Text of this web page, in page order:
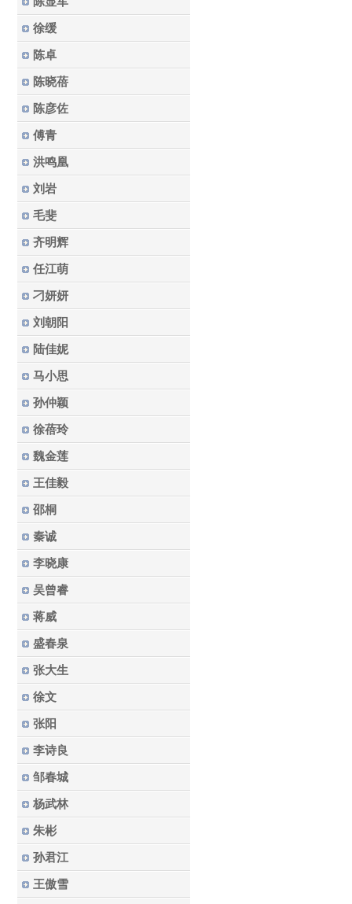
徐缓
陈卓
陈晓蓓
陈彦佐
傅青
洪鸣凰
刘岩
毛斐
齐明辉
任江萌
刁妍妍
刘朝阳
陆佳妮
马小思
孙仲颖
徐蓓玲
魏金莲
王佳毅
邵桐
秦诚
李晓康
吴曾睿
蒋威
盛春泉
张大生
徐文
张阳
李诗良
邹春城
杨武林
朱彬
孙君江
王傲雪